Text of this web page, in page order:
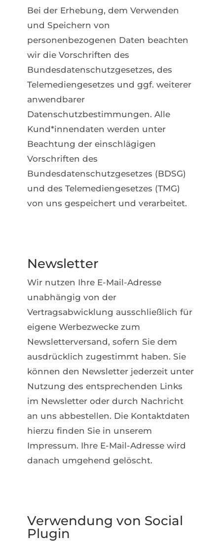
Bei der Erhebung, dem Verwenden
und Speichern von
personenbezogenen Daten beachten
wir die Vorschriften des
Bundesdatenschutzgesetzes, des
Telemediengesetzes und ggf. weiterer
anwendbarer
Datenschutzbestimmungen. Alle
Kund*innendaten werden unter
Beachtung der einschlägigen
Vorschriften des
Bundesdatenschutzgesetzes (BDSG)
und des Telemediengesetzes (TMG)
von uns gespeichert und verarbeitet.
Newsletter
Wir nutzen Ihre E-Mail-Adresse
unabhängig von der
Vertragsabwicklung ausschließlich für
eigene Werbezwecke zum
Newsletterversand, sofern Sie dem
ausdrücklich zugestimmt haben. Sie
können den Newsletter jederzeit unter
Nutzung des entsprechenden Links
im Newsletter oder durch Nachricht
an uns abbestellen. Die Kontaktdaten
hierzu finden Sie in unserem
Impressum. Ihre E-Mail-Adresse wird
danach umgehend gelöscht.
Verwendung von Social
Plugin